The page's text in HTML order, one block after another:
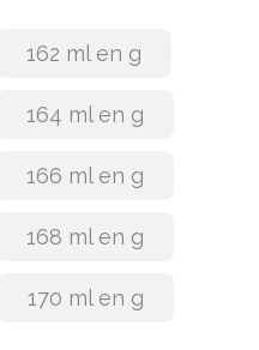
162 ml en g
164 ml en g
166 ml en g
168 ml en g
170 ml en g